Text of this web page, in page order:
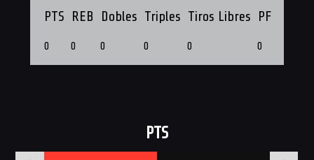
PTS REB Dobles Triples Tiros Libres PF
0 0 0 0 0 0
PTS